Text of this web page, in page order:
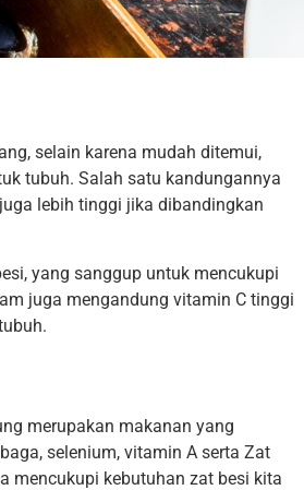
selain karena mudah ditemui,
tubuh. Salah satu kandungannya
lebih tinggi jika dibandingkan
yang sanggup untuk mencukupi
juga mengandung vitamin C tinggi
merupakan makanan yang
selenium, vitamin A serta Zat
mencukupi kebutuhan zat besi kita